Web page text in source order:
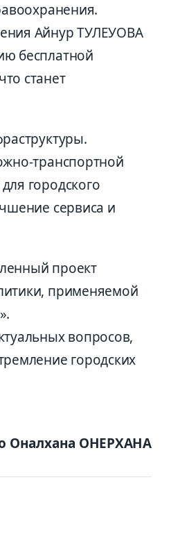
Айнур ТУЛЕУОВА
бесплатной
станет
транспортной
городского
сервиса и
проект
применяемой
вопросов,
городских
Оналхана ОНЕРХАНА